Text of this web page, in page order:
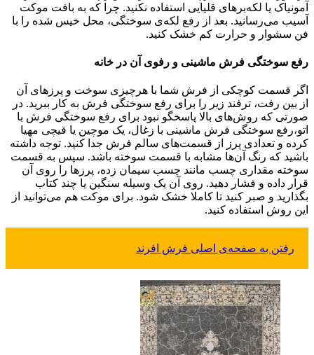
آمونیاک یا لکه‌برهای قلیایی استفاده نکنید. چرا که به بافت موکت
آسیب می‌رسانید. بعد از رفع لکه‌ی سوختگی، محل خیس شده را با
فن سشوار و حرارت کم خشک کنید.
رفع سوختگی فرش ماشینی و رفوی آن در خانه
اگر قسمت کوچکی از فرش شما با هرچیزی سوخت و پرزهای آن
از بین رفت، ترفند زیر را برای رفع سوختگی فرش به کار ببرید. در
صورتی که روش‌های بالا پاسخگو نبود برای رفع سوختگی فرش با
اتو،رفع سوختگی فرش ماشینی با زغال، یک موچین یا قیچی مهیا
کرده و تعدادی پرز‌ از قسمت‌های سالم فرش جدا کنید. توجه داشته
باشید که رنگ آن‌ها مشابه با قسمت سوخته باشد. سپس به قسمت
سوخته مقداری چسب مانند چسب سیمان زده، پرزها را روی آن
قرار داده و فشار دهید. روی آن یک وسیله سنگین یا چند کتاب
بگذارید و صبر کنید تا کاملا خشک شود. برای موکت هم می‌توانید از
این روش استفاده کنید.
رفتن به صفحه‌ی اصلی فرش افرند